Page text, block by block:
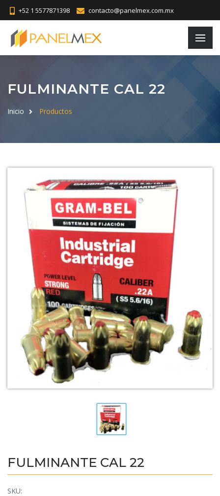
+52 1 5577871398 contacto@panelmex.com.mx
FULMINANTE CAL 22
Inicio Productos
FULMINANTE CAL 22
SKU: